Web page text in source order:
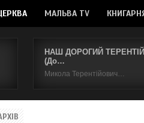
МАЛЬВА TV
НАШ ДОРОГИЙ
(До…
Микола Терентійович…